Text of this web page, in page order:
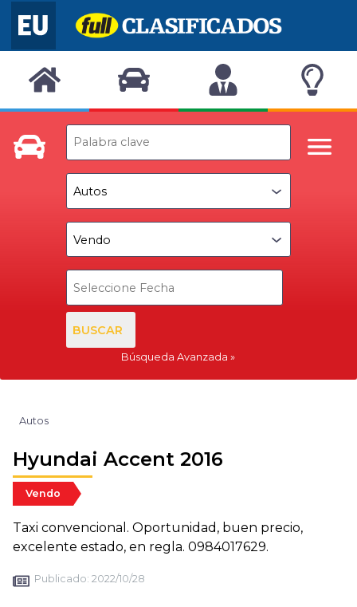
BUSCAR
Búsqueda Avanzada
Autos
Hyundai Accent 2016
Vendo
Taxi convencional. Oportunidad, buen precio,
excelente estado, en regla. 0984017629.
Publicado: 2022/10/28